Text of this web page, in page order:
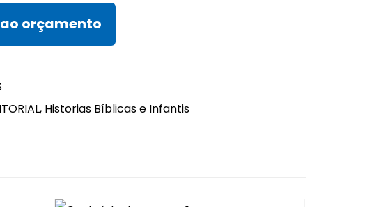
orçamento
, Historias Bíblicas e Infantis